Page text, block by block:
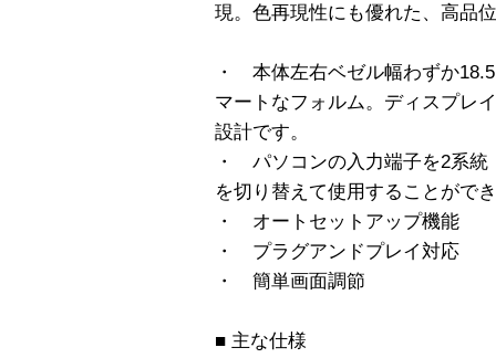
現。色再現性にも優れた、高品
・ 本体左右ベゼル幅わずか
マートなフォルム。ディスプレ
設計です。
・ パソコンの入力端子を2系統
を切り替えて使用することがで
・ オートセットアップ機能
・ プラグアンドプレイ対応
・ 簡単画面調節
■ 主な仕様